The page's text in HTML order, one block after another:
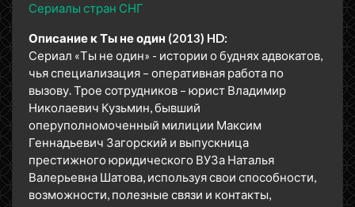
Сериалы стран СНГ
Описание к Ты не один (2013) HD:
Сериал «Ты не один» - истории о буднях адвокатов,
чья специализация – оперативная работа по
вызову. Трое сотрудников – юрист Владимир
Николаевич Кузьмин, бывший
оперуполномоченный милиции Максим
Геннадьевич Загорский и выпускница
престижного юридического ВУЗа Наталья
Валерьевна Шатова, используя свои способности,
возможности, полезные связи и контакты,